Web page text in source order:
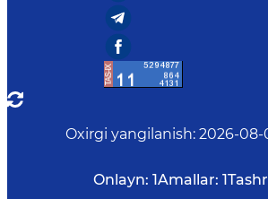
Oxirgi yangilanish: 2026-08-
Onlayn: 1Amallar: 1